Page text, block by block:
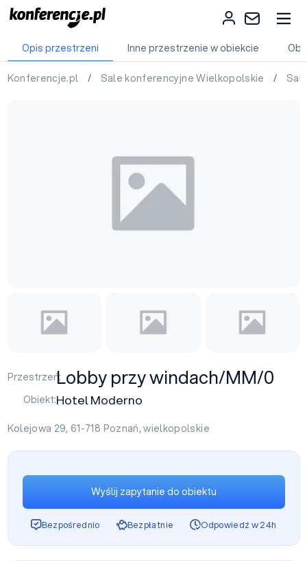
Opis przestrzeni Inne przestrzenie w obiekcie
Konferencje.pl / Sale konferencyjne Wielkopolskie /
Przestrzeń:Lobby przy windach/MM/0
Obiekt:Hotel Moderno
Kolejowa 29, 61-718 Poznań,wielkopolskie
Wyślij zapytanie do obiektu
Bezpośrednio Bezpłatnie Odpowiedź w 24h